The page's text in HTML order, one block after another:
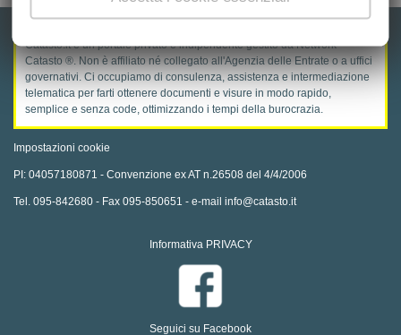
Catasto.it è un portale privato e indipendente gestito da Network
Catasto ®. Non è affiliato né collegato all'Agenzia delle Entrate o a uffici
governativi. Ci occupiamo di consulenza, assistenza e intermediazione
telematica per farti ottenere documenti e visure in modo rapido,
semplice e senza code, ottimizzando i tempi della burocrazia.
Impostazioni cookie
PI: 04057180871 - Convenzione ex AT n.26508 del 4/4/2006
Tel. 095-842680 - Fax 095-850651 - e-mail info@catasto.it
Informativa PRIVACY
Seguici su Facebook